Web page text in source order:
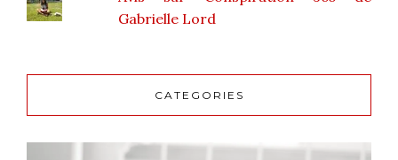
Gabrielle Lord
CATEGORIES